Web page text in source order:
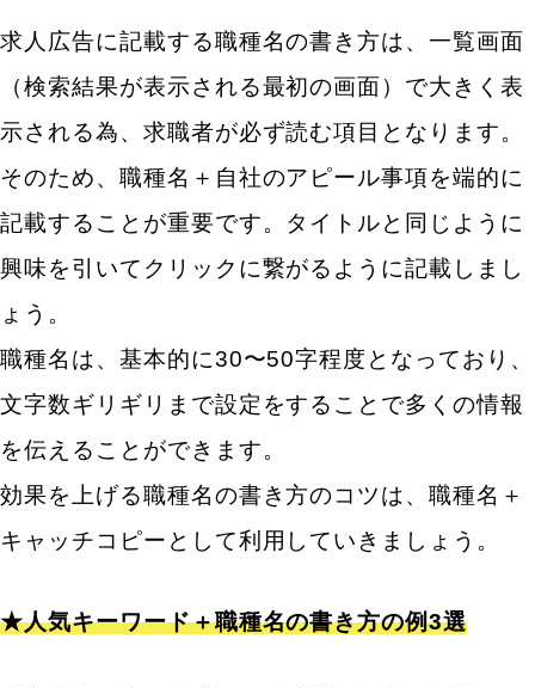
求人広告に記載する職種名の書き方は、一覧画面
（検索結果が表示される最初の画面）で大きく表
示される為、求職者が必ず読む項目となります。
そのため、職種名＋自社のアピール事項を端的に
記載することが重要です。タイトルと同じように
興味を引いてクリックに繋がるように記載しまし
ょう。
職種名は、基本的に30〜50字程度となっており、
文字数ギリギリまで設定をすることで多くの情報
を伝えることができます。
効果を上げる職種名の書き方のコツは、職種名＋
キャッチコピーとして利用していきましょう。
★人気キーワード＋職種名の書き方の例3選